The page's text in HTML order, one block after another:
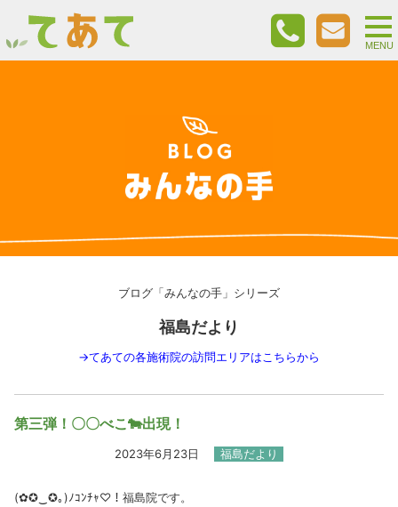
ブログ「みんなの手」シリーズ
福島だより
→てあての各施術院の訪問エリアはこちらから
第三弾！〇〇べこ🐄出現！
2023年6月23日 福島だより
(✿✪‿✪｡)ﾉｺﾝﾁｬ♡！福島院です。
MENU